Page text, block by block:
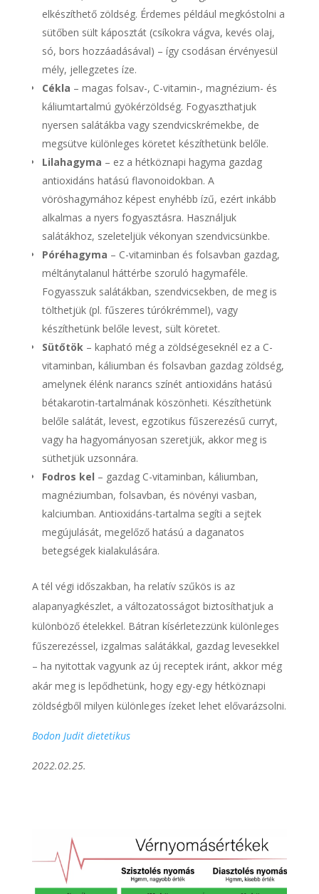
elkészíthető zöldség. Érdemes például megkóstolni a
sütőben sült káposztát (csíkokra vágva, kevés olaj,
só, bors hozzáadásával) – így csodásan érvényesül
mély, jellegzetes íze.
Cékla – magas folsav-, C-vitamin-, magnézium- és
káliumtartalmú gyökérzöldség. Fogyaszthatjuk
nyersen salátákba vagy szendvicskrémekbe, de
megsütve különleges köretet készíthetünk belőle.
Lilahagyma – ez a hétköznapi hagyma gazdag
antioxidáns hatású flavonoidokban. A
vöröshagymához képest enyhébb ízű, ezért inkább
alkalmas a nyers fogyasztásra. Használjuk
salátákhoz, szeleteljük vékonyan szendvicsünkbe.
Póréhagyma – C-vitaminban és folsavban gazdag,
méltánytalanul háttérbe szoruló hagymaféle.
Fogyasszuk salátákban, szendvicsekben, de meg is
tölthetjük (pl. fűszeres túrókrémmel), vagy
készíthetünk belőle levest, sült köretet.
Sütőtök – kapható még a zöldségeseknél ez a C-
vitaminban, káliumban és folsavban gazdag zöldség,
amelynek élénk narancs színét antioxidáns hatású
bétakarotin-tartalmának köszönheti. Készíthetünk
belőle salátát, levest, egzotikus fűszerezésű curryt,
vagy ha hagyományosan szeretjük, akkor meg is
süthetjük uzsonnára.
Fodros kel – gazdag C-vitaminban, káliumban,
magnéziumban, folsavban, és növényi vasban,
kalciumban. Antioxidáns-tartalma segíti a sejtek
megújulását, megelőző hatású a daganatos
betegségek kialakulására.
A tél végi időszakban, ha relatív szűkös is az
alapanyagkészlet, a változatosságot biztosíthatjuk a
különböző ételekkel. Bátran kísérletezzünk különleges
fűszerezéssel, izgalmas salátákkal, gazdag levesekkel
– ha nyitottak vagyunk az új receptek iránt, akkor még
akár meg is lepődhetünk, hogy egy-egy hétköznapi
zöldségből milyen különleges ízeket lehet elővarázsolni.
Bodon Judit dietetikus
2022.02.25.